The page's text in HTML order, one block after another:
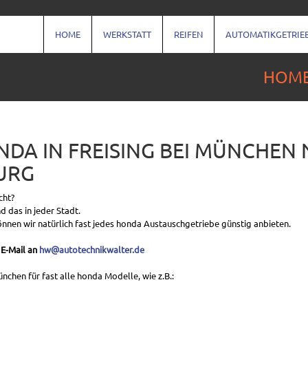
HOME WERKSTATT REIFEN
IN FREISING BEI MÜNCHEN
das in jeder Stadt.
wir natürlich fast jedes honda Austauschgetriebe günstig anbieten.
Mail an hw@autotechnikwalter.de
für fast alle honda Modelle, wie z.B.: